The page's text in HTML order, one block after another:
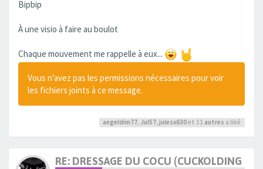
Bipbip
À une visio à faire au boulot
Chaque mouvement me rappelle à eux...
Vous n’avez pas les permissions nécessaires pour voir
les fichiers joints à ce message.
angeldim77, Jul57, julesx630et 11 autres a liké
RE: DRESSAGE DU COCU (CUCKOLDING